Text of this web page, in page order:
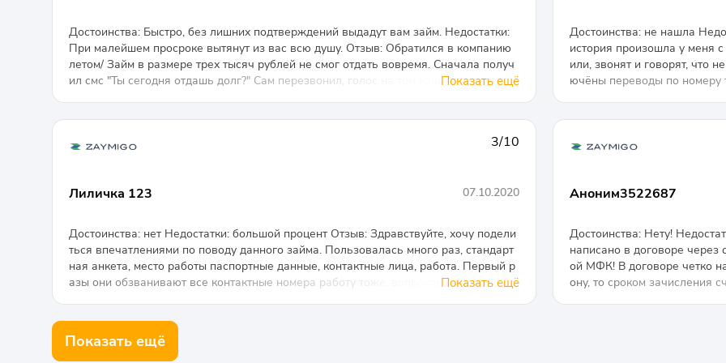
О.
Достоинства: Быстро, без лишних подтверждений выдадут вам займ. Недостатки:
При малейшем просроке вытянут из вас всю душу. Отзыв: Обратился в компанию
летом/ Займ в размере трех тысяч рублей не смог отдать вовремя. Сначала получ
ил смс "Ты сегодня отдашь долг?" Сам перезвонил, голос на том конце провода на
Показать ещё
Достоинства: не нашла
история произошла у меня
или, звонят и говорят, что
ючёны переводы по номеру
ддержку: "Вам отказ,
ет, войти и посмотреть что
лась - ситуация та же
ответственность видны на
л интересный факт из
много р2р кредитования,
ногих зависли суммы в
молкают на
3/10
Лиличка 123 07.10.2020
Достоинства: нет Недостатки: большой процент Отзыв: Здравствуйте, хочу подели
ться впечатлениями по поводу данного займа. Пользовалась много раз, стандарт
ная анкета, место работы паспортные данные, контактные лица, работа. Первый р
азы они обзванивают все контактные номера работу тоже, вопросов много не зад
ваши друзья на второй день узнают про вас какой вы плохой человек и как вы ки
даете на деньги. Проценты не маленькие с 15000т рублей в месяц переплата прил
Показать ещё
Аноним3522687
Достоинства: Нету!
написано в договоре через
ой МФК! В договоре четко
ону, то сроком зачисления
Показать ещё